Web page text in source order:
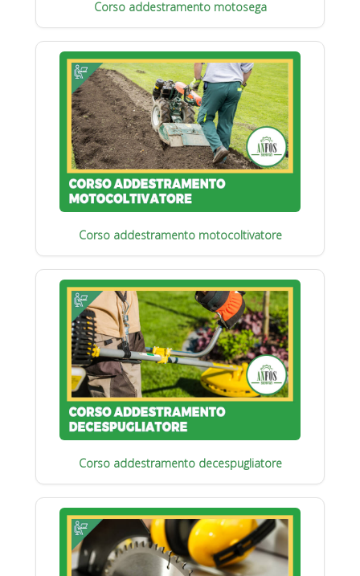
Corso addestramento motosega
Corso addestramento motocoltivatore
Corso addestramento decespugliatore